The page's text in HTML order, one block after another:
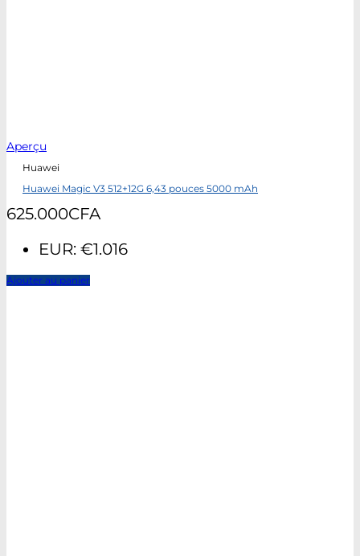
Aperçu
Huawei
Huawei Magic V3 512+12G 6,43 pouces 5000 mAh
625.000CFA
EUR: €1.016
Ajouter au panier